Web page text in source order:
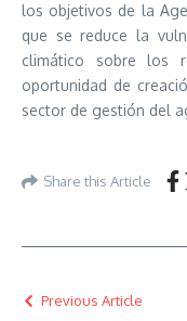
los objetivos de la
que se reduce la
climático sobre los
oportunidad de
sector de gestión del
Share this Article
Previous Article